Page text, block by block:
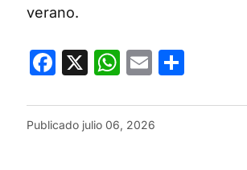
verano.
Facebook
X WhatsApp
Email
Publicado julio 06, 2026